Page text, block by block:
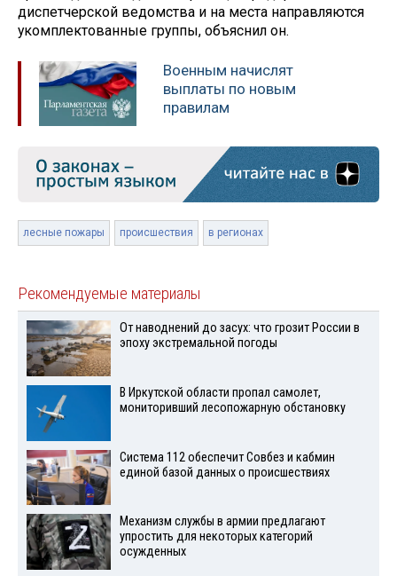
диспетчерской ведомства и на места направляются
укомплектованные группы, объяснил он.
Военным начислят
выплаты по новым
правилам
лесные пожары происшествия в регионах
Рекомендуемые материалы
От наводнений до засух: что грозит России в
эпоху экстремальной погоды
В Иркутской области пропал самолет,
мониторивший лесопожарную обстановку
Система 112 обеспечит Совбез и кабмин
единой базой данных о происшествиях
Механизм службы в армии предлагают
упростить для некоторых категорий
осужденных